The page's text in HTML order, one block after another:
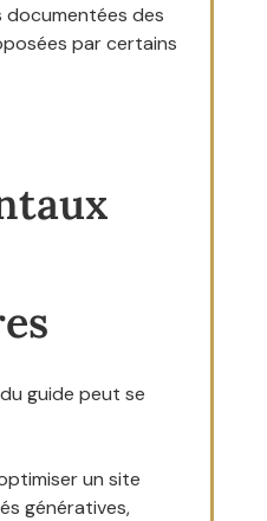
documentées des
par certains
guide peut se
un site
génératives,